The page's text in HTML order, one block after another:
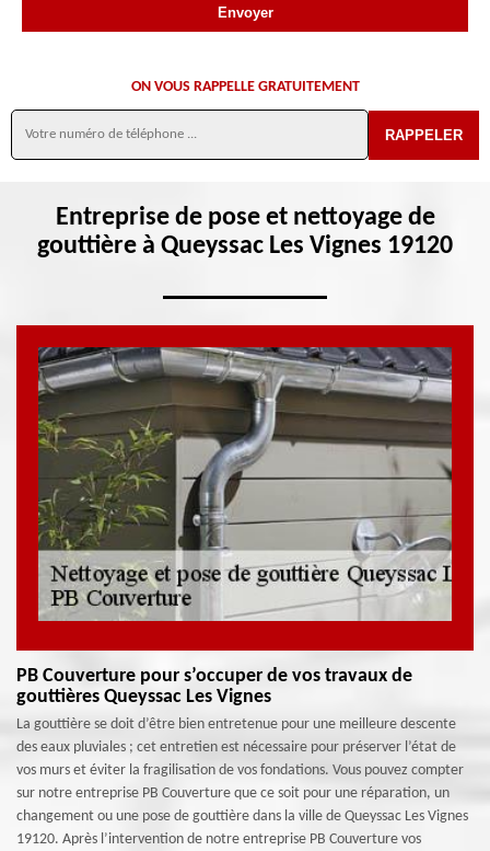
ON VOUS RAPPELLE GRATUITEMENT
Entreprise de pose et nettoyage de
gouttière à Queyssac Les Vignes 19120
PB Couverture pour s’occuper de vos travaux de
gouttières Queyssac Les Vignes
La gouttière se doit d’être bien entretenue pour une meilleure descente
des eaux pluviales ; cet entretien est nécessaire pour préserver l’état de
vos murs et éviter la fragilisation de vos fondations. Vous pouvez compter
sur notre entreprise PB Couverture que ce soit pour une réparation, un
changement ou une pose de gouttière dans la ville de Queyssac Les Vignes
19120. Après l’intervention de notre entreprise PB Couverture vos